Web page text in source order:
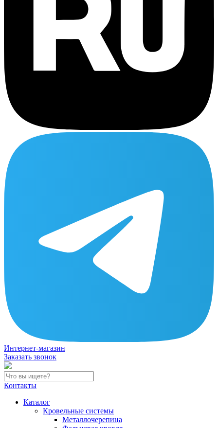
Интернет-магазин
Заказать звонок
Контакты
Каталог
Кровельные системы
Металлочерепица